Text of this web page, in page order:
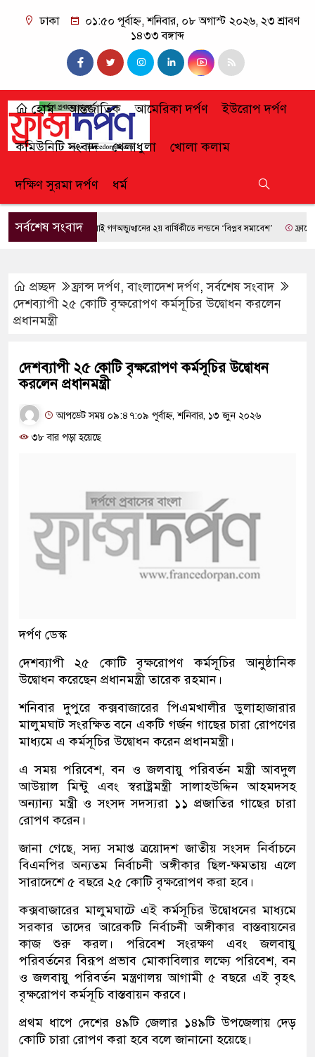
ঢাকা
০১:৫০ পূর্বাহ্ন, শনিবার, ০৮ অগাস্ট ২০২৬, ২৩ শ্রাবণ
১৪৩৩ বঙ্গাব্দ
হোম আন্তর্জাতিক আমেরিকা দর্পণ ইউরোপ দর্পণ
কমিউনিটি সংবাদ খেলাধুলা খোলা কলাম
দক্ষিণ সুরমা দর্পণ ধর্ম
সর্বশেষ সংবাদজুলাই গণঅভ্যুত্থানের ২য় বার্ষিকীতে লন্ডনে ‘বিপ্লব সমাবেশ’ ফ্রান্সে
প্রচ্ছদ ফ্রান্স দর্পণ,বাংলাদেশ দর্পণ,সর্বশেষ সংবাদ
দেশব্যাপী ২৫ কোটি বৃক্ষরোপণ কর্মসূচির উদ্বোধন করলেন
প্রধানমন্ত্রী
দেশব্যাপী ২৫ কোটি বৃক্ষরোপণ কর্মসূচির উদ্বোধন
করলেন প্রধানমন্ত্রী
আপডেট সময় ০৯:৪৭:০৯ পূর্বাহ্ন, শনিবার, ১৩ জুন ২০২৬
৩৮ বার পড়া হয়েছে
দর্পণ ডেস্ক
দেশব্যাপী ২৫ কোটি বৃক্ষরোপণ কর্মসূচির আনুষ্ঠানিক
উদ্বোধন করেছেন প্রধানমন্ত্রী তারেক রহমান।
শনিবার দুপুরে কক্সবাজারের পিএমখালীর ডুলাহাজারার
মালুমঘাট সংরক্ষিত বনে একটি গর্জন গাছের চারা রোপণের
মাধ্যমে এ কর্মসূচির উদ্বোধন করেন প্রধানমন্ত্রী।
এ সময় পরিবেশ, বন ও জলবায়ু পরিবর্তন মন্ত্রী আবদুল
আউয়াল মিন্টু এবং স্বরাষ্ট্রমন্ত্রী সালাহউদ্দিন আহমদসহ
অন্যান্য মন্ত্রী ও সংসদ সদস্যরা ১১ প্রজাতির গাছের চারা
রোপণ করেন।
জানা গেছে, সদ্য সমাপ্ত ত্রয়োদশ জাতীয় সংসদ নির্বাচনে
বিএনপির অন্যতম নির্বাচনী অঙ্গীকার ছিল-ক্ষমতায় এলে
সারাদেশে ৫ বছরে ২৫ কোটি বৃক্ষরোপণ করা হবে।
কক্সবাজারের মালুমঘাটে এই কর্মসূচির উদ্বোধনের মাধ্যমে
সরকার তাদের আরেকটি নির্বাচনী অঙ্গীকার বাস্তবায়নের
কাজ শুরু করল। পরিবেশ সংরক্ষণ এবং জলবায়ু
পরিবর্তনের বিরূপ প্রভাব মোকাবিলার লক্ষ্যে পরিবেশ, বন
ও জলবায়ু পরিবর্তন মন্ত্রণালয় আগামী ৫ বছরে এই বৃহৎ
বৃক্ষরোপণ কর্মসূচি বাস্তবায়ন করবে।
প্রথম ধাপে দেশের ৪৯টি জেলার ১৪৯টি উপজেলায় দেড়
কোটি চারা রোপণ করা হবে বলে জানানো হয়েছে।